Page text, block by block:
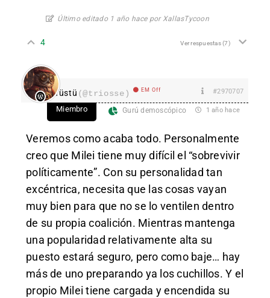
Último editado 1 año hace por XallasTycoon
4 Ver respuestas(7)
Tüstü (@triosse) EM Off #2970707
Miembro Gurú demoscópico 1 año hace
Veremos como acaba todo. Personalmente
creo que Milei tiene muy difícil el “sobrevivir
políticamente”. Con su personalidad tan
excéntrica, necesita que las cosas vayan
muy bien para que no se lo ventilen dentro
de su propia coalición. Mientras mantenga
una popularidad relativamente alta su
puesto estará seguro, pero como baje… hay
más de uno preparando ya los cuchillos. Y el
propio Milei tiene cargada y encendida su